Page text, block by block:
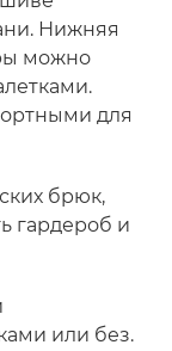
Нижняя
можно
для
брюк,
гардероб и
или без.